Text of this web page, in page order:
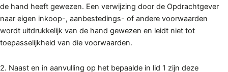
de hand heeft gewezen. Een verwijzing door de Opdrachtgever
naar eigen inkoop-, aanbestedings- of andere voorwaarden
wordt uitdrukkelijk van de hand gewezen en leidt niet tot
toepasselijkheid van die voorwaarden.
2. Naast en in aanvulling op het bepaalde in lid 1 zijn deze